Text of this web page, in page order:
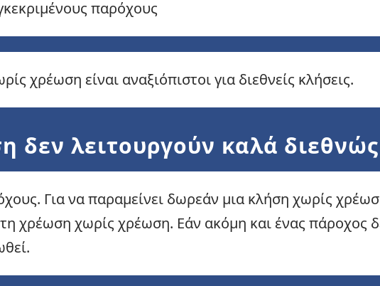
παρόχους
χρέωση είναι αναξιόπιστοι για διεθνείς κλήσεις.
δεν λειτουργούν καλά διεθνώς
Για να παραμείνει δωρεάν μια κλήση χωρίς
χρέωση χωρίς χρέωση. Εάν ακόμη και ένας πάροχος